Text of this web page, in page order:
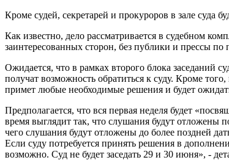
Кроме судей, секретарей и прокуроров в зале суда
Как известно, дело рассматривается в судебном
заинтересованных сторон, без публики и прессы
Ожидается, что в рамках второго блока заседаний
получат возможность обратиться к суду. Кроме
примет любые необходимые решения и будет
Предполагается, что вся первая неделя будет
время выглядит так, что слушания будут отложены
чего слушания будут отложены до более поздней
Если суду потребуется принять решения в
возможно. Суд не будет заседать 29 и 30 июня», -